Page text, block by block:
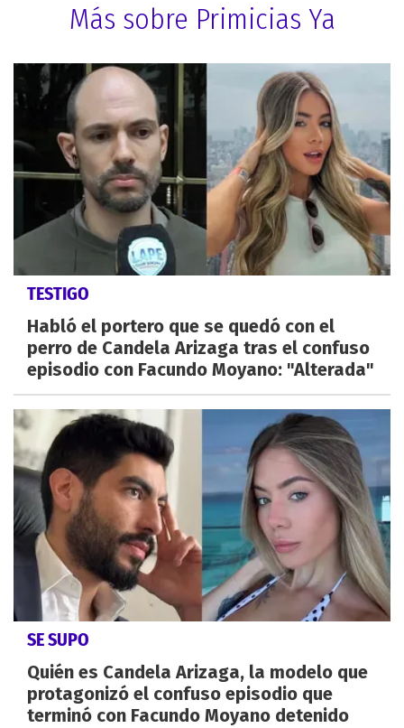
Más sobre Primicias Ya
TESTIGO
Habló el portero que se quedó con el
perro de Candela Arizaga tras el confuso
episodio con Facundo Moyano: "Alterada"
SE SUPO
Quién es Candela Arizaga, la modelo que
protagonizó el confuso episodio que
terminó con Facundo Moyano detenido